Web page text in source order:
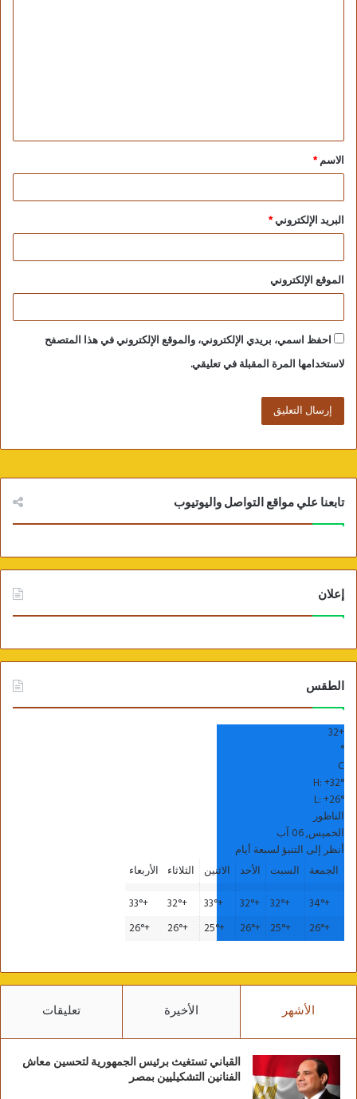
الاسم*
البريد الإلكتروني*
الموقع الإلكتروني
احفظ اسمي، بريدي الإلكتروني، والموقع الإلكتروني في هذا المتصفح
لاستخدامها المرة المقبلة في تعليقي.
تابعنا علي مواقع التواصل واليوتيوب
إعلان
الطقس
+
32
°
C
H:+32°
L:+26°
الناظور
الخميس, 06 آب
أنظر إلى التنبؤ لسبعة أيام
الجمعة
السبت الأحد الاثنين الثلاثاء
الأربعاء
+
34°
+
32°
+
32°
+
33°
+
32°
+
33°
+
26°
+
25°
+
26°
+
25°
+
26°
+
26°
الأشهر الأخيرة تعليقات
القباني تستغيث برئيس الجمهورية لتحسين معاش
الفنانين التشكيليين بمصر